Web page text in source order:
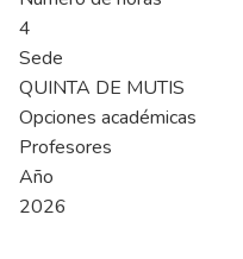
4
Sede
QUINTA DE MUTIS
Opciones académicas
Profesores
Año
2026